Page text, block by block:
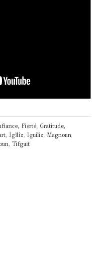
, Fierté, Gratitude,
, Igîlîz, Iguiliz, Magnoun,
, Tifguit